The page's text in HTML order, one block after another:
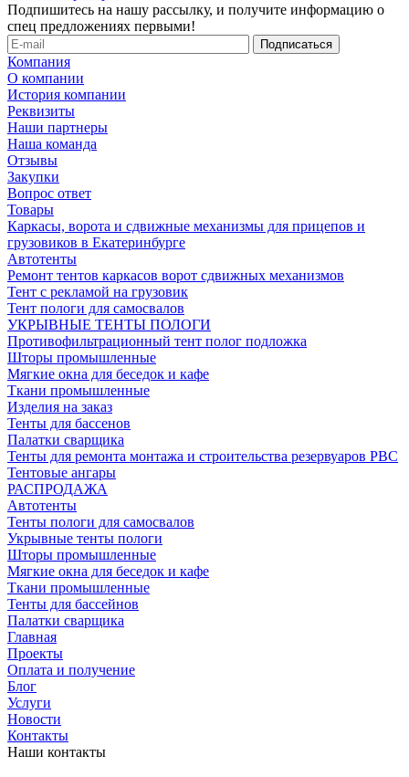
Подпишитесь на нашу рассылку, и получите информацию о
спец предложениях первыми!
Компания
О компании
История компании
Реквизиты
Наши партнеры
Наша команда
Отзывы
Закупки
Вопрос ответ
Товары
Каркасы, ворота и сдвижные механизмы для прицепов и
грузовиков в Екатеринбурге
Автотенты
Ремонт тентов каркасов ворот сдвижных механизмов
Тент с рекламой на грузовик
Тент пологи для самосвалов
УКРЫВНЫЕ ТЕНТЫ ПОЛОГИ
Противофильтрационный тент полог подложка
Шторы промышленные
Мягкие окна для беседок и кафе
Ткани промышленные
Изделия на заказ
Тенты для бассенов
Палатки сварщика
Тенты для ремонта монтажа и строительства резервуаров РВС
Тентовые ангары
РАСПРОДАЖА
Автотенты
Тенты пологи для самосвалов
Укрывные тенты пологи
Шторы промышленные
Мягкие окна для беседок и кафе
Ткани промышленные
Тенты для бассейнов
Палатки сварщика
Главная
Проекты
Оплата и получение
Блог
Услуги
Новости
Контакты
Наши контакты